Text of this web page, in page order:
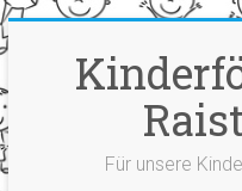
Zum
Inhalt
Für unsere